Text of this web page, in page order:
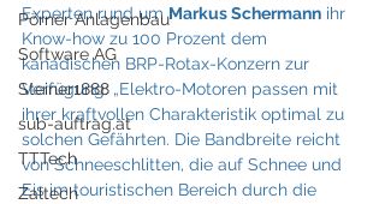
Pörner Anlagenbau
Software AG
Steiner1888
sub-auftrag.at
TTTech
Zaltech
Experten rund um Markus Schermann ihr
Know-how zu 100 Prozent dem
kanadischen BRP-Rotax-Konzern zur
Verfügung: „Elektro-Motoren passen mit
ihrer kraftvollen Charakteristik optimal zu
solchen Gefährten. Die Bandbreite reicht
von Schneeschlitten, die auf Schnee und
Eis im touristischen Bereich durch die